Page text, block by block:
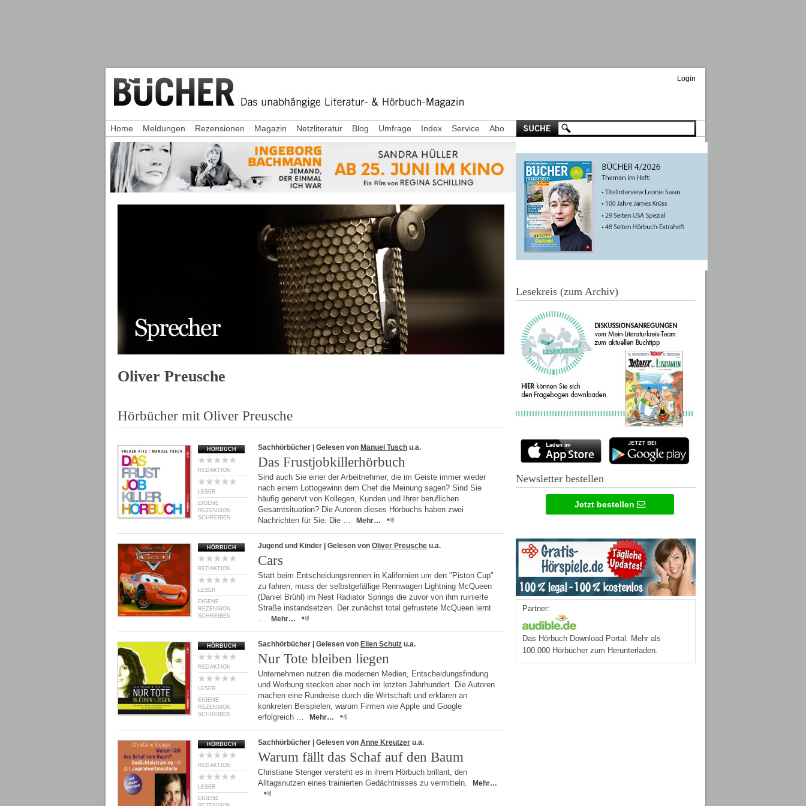
Login
Oliver Preusche
Hörbücher mit Oliver Preusche
HÖRBUCH
REDAKTION
LESER
EIGENE
REZENSION
SCHREIBEN
Sachhörbücher | Gelesen von Manuel Tusch u.a.
Das Frustjobkillerhörbuch
Sind auch Sie einer der Arbeitnehmer, die im Geiste immer wieder
nach einem Lottogewinn dem Chef die Meinung sagen? Sind Sie
häufig genervt von Kollegen, Kunden und Ihrer beruflichen
Gesamtsituation? Die Autoren dieses Hörbuchs haben zwei
Nachrichten für Sie. Die …
Mehr…
HÖRBUCH
REDAKTION
LESER
EIGENE
REZENSION
SCHREIBEN
Jugend und Kinder | Gelesen von Oliver Preusche u.a.
Cars
Statt beim Entscheidungsrennen in Kalifornien um den "Piston Cup"
zu fahren, muss der selbstgefällige Rennwagen Lightning McQueen
(Daniel Brühl) im Nest Radiator Springs die zuvor von ihm ruinierte
Straße instandsetzen. Der zunächst total gefrustete McQueen lernt
…
Mehr…
HÖRBUCH
REDAKTION
LESER
EIGENE
REZENSION
SCHREIBEN
Sachhörbücher | Gelesen von Ellen Schulz u.a.
Nur Tote bleiben liegen
Unternehmen nutzen die modernen Medien, Entscheidungsfindung
und Werbung stecken aber noch im letzten Jahrhundert. Die Autoren
machen eine Rundreise durch die Wirtschaft und erklären an
konkreten Beispielen, warum Firmen wie Apple und Google
erfolgreich …
Mehr…
HÖRBUCH
REDAKTION
LESER
EIGENE
Sachhörbücher | Gelesen von Anne Kreutzer u.a.
Warum fällt das Schaf auf den Baum
Christiane Stenger versteht es in ihrem Hörbuch brillant, den
Alltagsnutzen eines trainierten Gedächtnisses zu vermitteln.
Mehr…
Home Meldungen Rezensionen Magazin Netzliteratur Blog Umfrage Index Service Abo
Lesekreis (zum Archiv)
Newsletter bestellen
Jetzt bestellen
Partner:
Das Hörbuch Download Portal. Mehr als
100.000 Hörbücher zum Herunterladen.